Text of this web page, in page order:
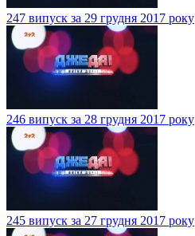
247 випуск за 29 грудня 2017 року
246 випуск за 28 грудня 2017 року
245 випуск за 27 грудня 2017 року